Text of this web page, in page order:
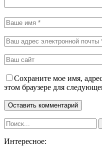
Сохраните мое имя,
этом браузере для
Интересное: